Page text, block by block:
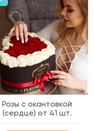
Розы с окантовкой
(сердце) от 41 шт.